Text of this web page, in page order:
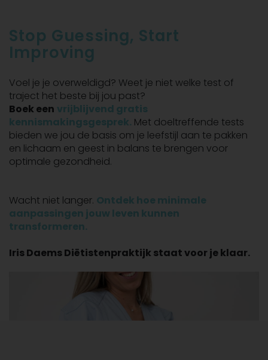
Stop Guessing, Start
Improving
Voel je je overweldigd? Weet je niet welke test of
traject het beste bij jou past?
Boek een vrijblijvend gratis
kennismakingsgesprek. Met doeltreffende tests
bieden we jou de basis om je leefstijl aan te pakken
en lichaam en geest in balans te brengen voor
optimale gezondheid.
Wacht niet langer. Ontdek hoe minimale
aanpassingen jouw leven kunnen
transformeren.
Iris Daems Diëtistenpraktijk staat voor je klaar.